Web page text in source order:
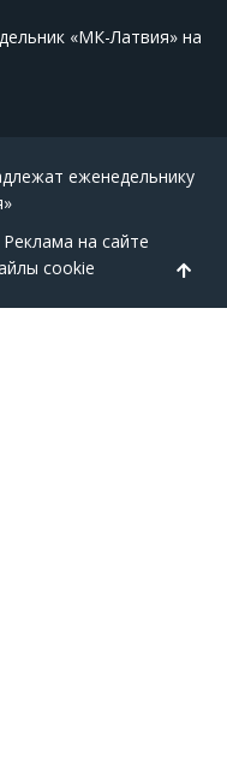
«МК-Латвия» на
еженедельнику
Реклама на сайте
cookie